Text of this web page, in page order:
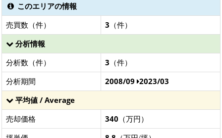
このエリアの情報
売買数（件）
3 （件）
分析情報
分析数（件）
3 （件）
分析期間
2008/09 2023/03
平均値 / Average
売却価格
340 （万円）